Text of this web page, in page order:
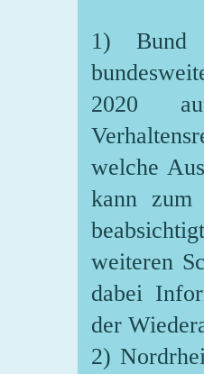
1) Bund
2020
welche
kann zum
weiteren
dabei
der
2)